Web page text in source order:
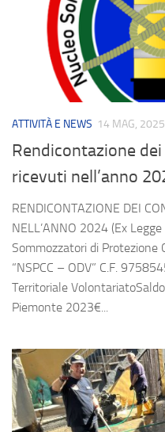
ATTIVITÀ E NEWS 14 MAG, 2025
Rendicontazione
ricevuti nell’anno
RENDICONTAZIONE DEI
NELL’ANNO 2024 (Ex
Sommozzatori di Protezione
“NSPCC – ODV” C.F.
Territoriale
Piemonte 2023€...